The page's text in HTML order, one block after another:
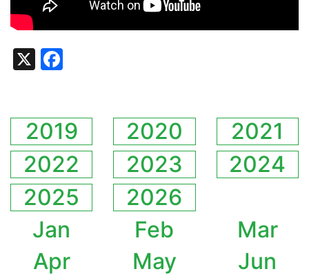
X
2019 2020
2021
2022
2023
2024
2025
2026
Jan
Feb
Mar
Apr
May
Jun